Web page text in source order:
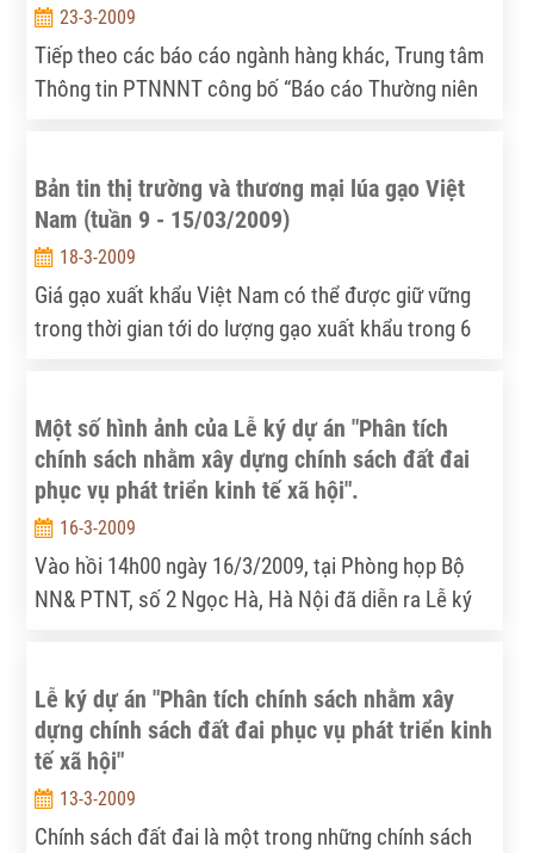
gạo Việt Nam 2008 và triển vọng 2009”.
23-3-2009
Tiếp theo các báo cáo ngành hàng khác, Trung tâm
Thông tin PTNNNT công bố “Báo cáo Thường niên
Bản tin thị trường và thương mại lúa gạo Việt
Nam (tuần 9 - 15/03/2009)
18-3-2009
Giá gạo xuất khẩu Việt Nam có thể được giữ vững
trong thời gian tới do lượng gạo xuất khẩu trong 6
Một số hình ảnh của Lễ ký dự án "Phân tích
chính sách nhằm xây dựng chính sách đất đai
phục vụ phát triển kinh tế xã hội".
16-3-2009
Vào hồi 14h00 ngày 16/3/2009, tại Phòng họp Bộ
NN& PTNT, số 2 Ngọc Hà, Hà Nội đã diễn ra Lễ ký
Lễ ký dự án "Phân tích chính sách nhằm xây
dựng chính sách đất đai phục vụ phát triển kinh
tế xã hội"
13-3-2009
Chính sách đất đai là một trong những chính sách